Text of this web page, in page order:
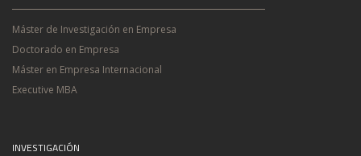
Máster de Investigación en Empresa
Doctorado en Empresa
Máster en Empresa Internacional
Executive MBA
INVESTIGACIÓN